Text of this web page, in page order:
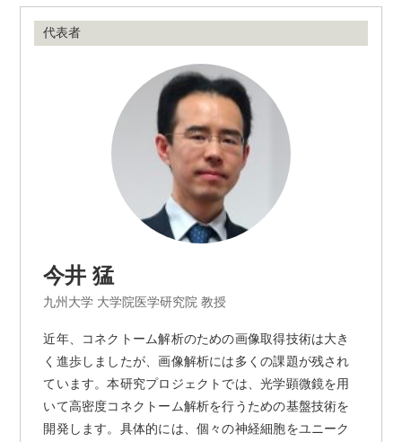
代表者
今井 猛
九州大学 大学院医学研究院 教授
近年、コネクトーム解析のための画像取得技術は大き
く進歩しましたが、画像解析には多くの課題が残され
ています。本研究プロジェクトでは、光学顕微鏡を用
いて高密度コネクトーム解析を行うための基盤技術を
開発します。具体的には、個々の神経細胞をユニーク